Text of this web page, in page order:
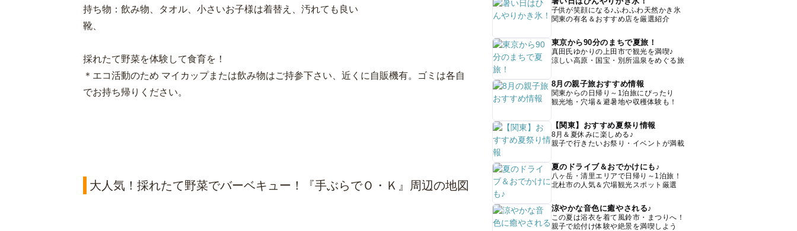
持ち物：飲み物、タオル、小さいお子様は着替え、汚れても良い
靴、
採れたて野菜を体験して食育を！
＊エコ活動のため マイカップまたは飲み物はご持参下さい、近くに自販機有。ゴミは各自
でお持ち帰りください。
大人気！採れたて野菜でバーベキュー！『手ぶらでＯ・Ｋ』周辺の地図
子供が笑顔になる♪ふわふわ天然かき氷
関東の有名＆おすすめ店を厳選紹介
東京から90分のまちで夏旅！
真田氏ゆかりの上田市で観光を満喫♪
涼しい高原・国宝・別所温泉をめぐる旅
8月の親子旅おすすめ情報
関東からの日帰り～1泊旅にぴったり
観光地・穴場＆避暑地や収穫体験も！
【関東】おすすめ夏祭り情報
8月＆夏休みに楽しめる♪
親子で行きたいお祭り・イベントが満載
夏のドライブ＆おでかけにも♪
八ヶ岳・清里エリアで日帰り～1泊旅！
北杜市の人気＆穴場観光スポット厳選
涼やかな音色に癒やされる♪
この夏は浴衣を着て風鈴市・まつりへ！
親子で絵付け体験や絶景を満喫しよう